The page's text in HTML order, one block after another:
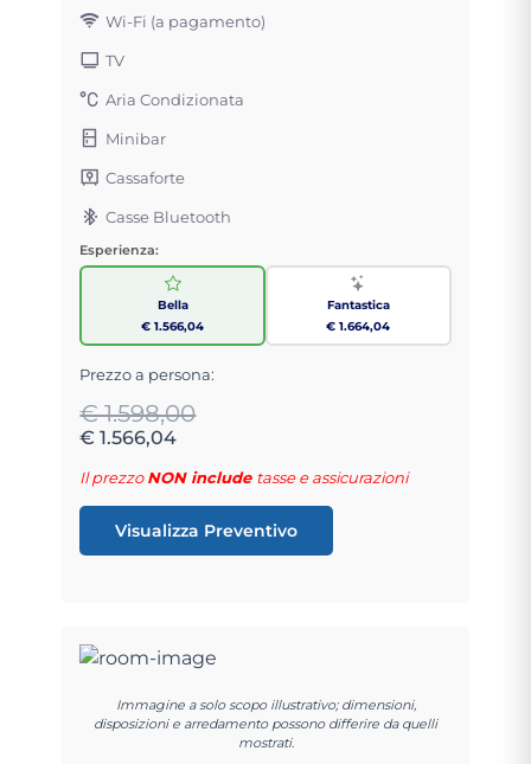
Wi-Fi (a pagamento)
TV
Aria Condizionata
Minibar
Cassaforte
Casse Bluetooth
Esperienza:
Bella
€ 1.566,04
Fantastica
€ 1.664,04
Prezzo a persona:
€ 1.598,00
€ 1.566,04
Il prezzoNON include tasse e assicurazioni
Visualizza Preventivo
Immagine a solo scopo illustrativo; dimensioni,
disposizioni e arredamento possono differire da quelli
mostrati.